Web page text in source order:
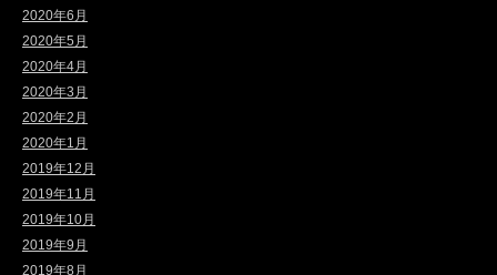
2020年6月
2020年5月
2020年4月
2020年3月
2020年2月
2020年1月
2019年12月
2019年11月
2019年10月
2019年9月
2019年8月